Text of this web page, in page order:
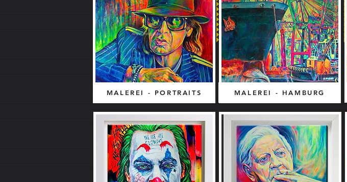
MALEREI - PORTRAITS MALEREI - HAMBURG